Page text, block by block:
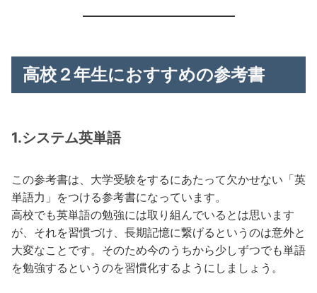
高校２年生におすすめの参考書
1.システム英単語
この参考書は、大学受験をするにあたって欠かせない「英
単語力」をつける参考書になっています。
高校でも英単語の勉強には取り組んでいるとは思います
が、それを習慣づけ、長期記憶に繋げるというのは意外と
大変なことです。そのため今のうちから少しずつでも単語
を勉強するというのを習慣化するようにしましょう。